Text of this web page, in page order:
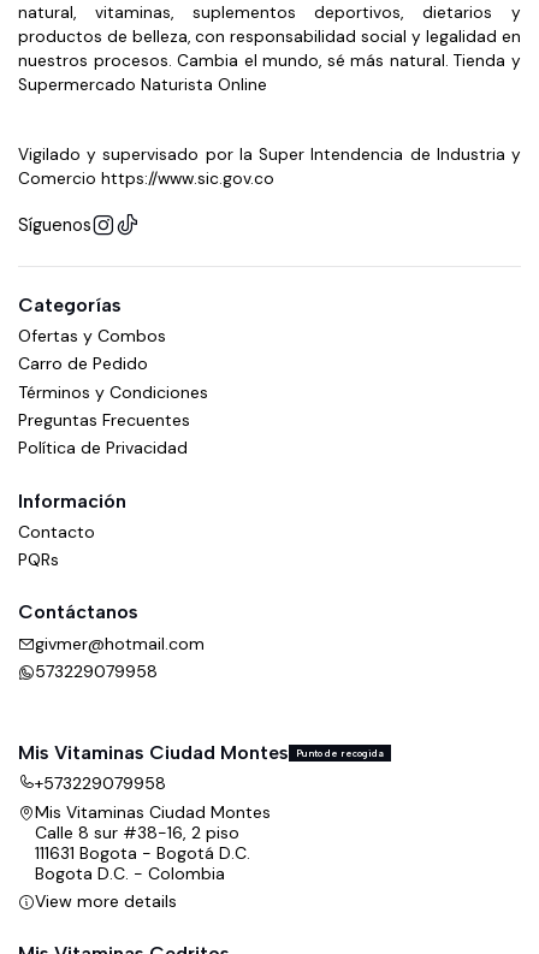
natural, vitaminas, suplementos deportivos, dietarios y
productos de belleza, con responsabilidad social y legalidad en
nuestros procesos. Cambia el mundo, sé más natural. Tienda y
Supermercado Naturista Online
Vigilado y supervisado por la Super Intendencia de Industria y
Comercio https://www.sic.gov.co
Síguenos
Categorías
Ofertas y Combos
Carro de Pedido
Términos y Condiciones
Preguntas Frecuentes
Política de Privacidad
Información
Contacto
PQRs
Contáctanos
givmer@hotmail.com
573229079958
Mis Vitaminas Ciudad Montes Punto de recogida
+573229079958
Mis Vitaminas Ciudad Montes
Calle 8 sur #38-16, 2 piso
111631 Bogota - Bogotá D.C.
Bogota D.C. - Colombia
View more details